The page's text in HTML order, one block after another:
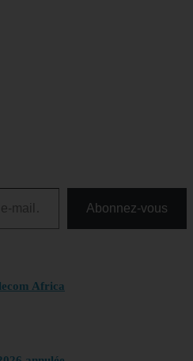
Abonnez-vous
Africa